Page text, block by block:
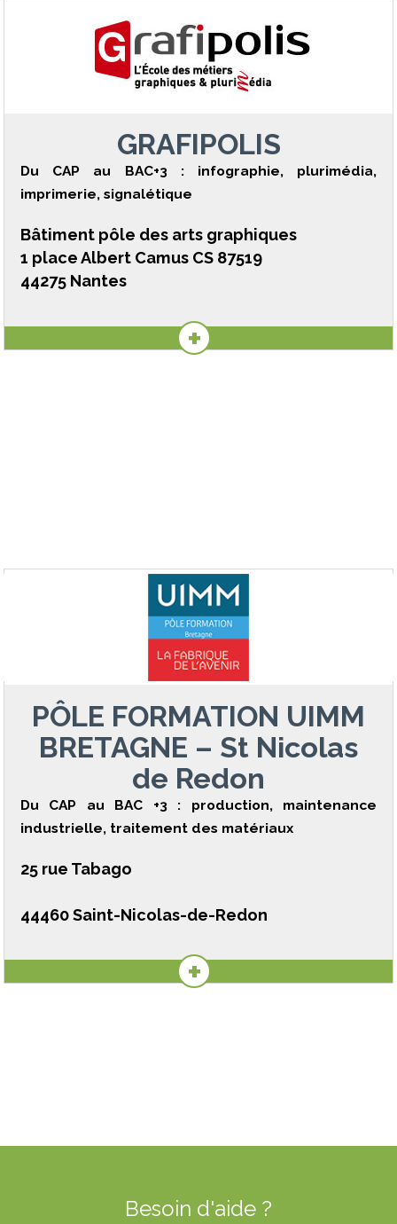
GRAFIPOLIS
Du CAP au BAC+3 : infographie, plurimédia,
imprimerie, signalétique
Bâtiment pôle des arts graphiques
1 place Albert Camus CS 87519
44275 Nantes
+
PÔLE FORMATION UIMM
BRETAGNE – St Nicolas
de Redon
Du CAP au BAC +3 : production, maintenance
industrielle, traitement des matériaux
25 rue Tabago
44460 Saint-Nicolas-de-Redon
+
Besoin d'aide ?